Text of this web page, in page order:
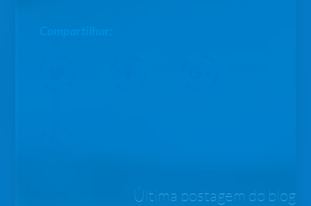
Última postagem do blog